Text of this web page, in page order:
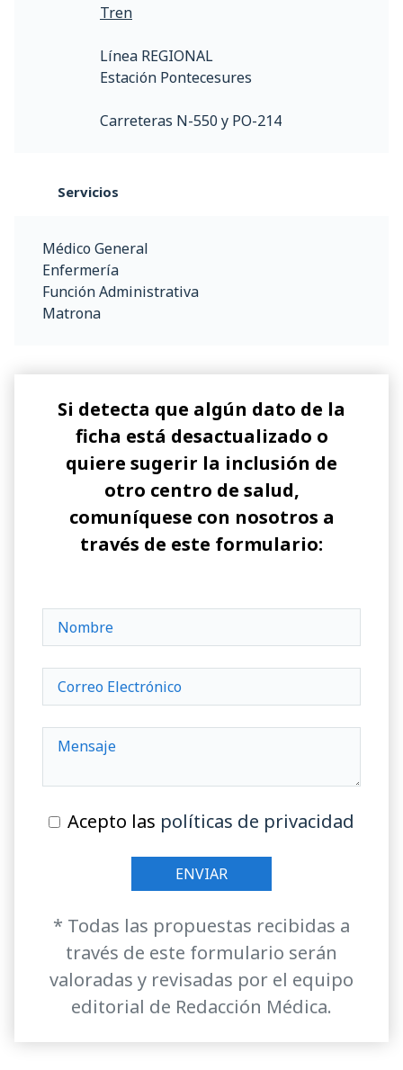
Tren
Línea REGIONAL
Estación Pontecesures
Carreteras N-550 y PO-214
Servicios
Médico General
Enfermería
Función Administrativa
Matrona
Si detecta que algún dato de la
ficha está desactualizado o
quiere sugerir la inclusión de
otro centro de salud,
comuníquese con nosotros a
través de este formulario:
Acepto las políticas de privacidad
* Todas las propuestas recibidas a
través de este formulario serán
valoradas y revisadas por el equipo
editorial de Redacción Médica.